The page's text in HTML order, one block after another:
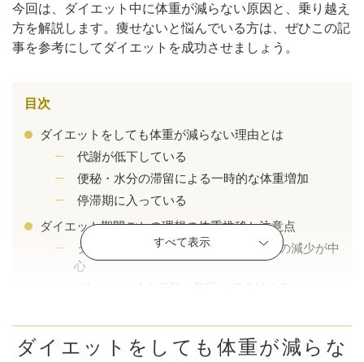
今回は、ダイエット中に体重が減らない原因と、乗り越え
方を解説します。痩せないと悩んでいる方は、ぜひこの記
事を参考にしてダイエットを成功させましょう。
目次
ダイエットをしても体重が減らない理由とは
代謝が低下している
便秘・水分の滞留による一時的な体重増加
停滞期に入っている
ダイエット期間ごとの理想の体重推移と注意点
ダイエット開始から2週間以内は水分の減少が中
心
ダイエット6カ月以上 リバウンド防止と習慣化
すべて表示
ダイエットをしても体重が減らな